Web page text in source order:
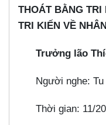
THOÁT BẰNG
TRI KIẾN VỀ
Trưởng lão
Người nghe:
Thời gian: 11/